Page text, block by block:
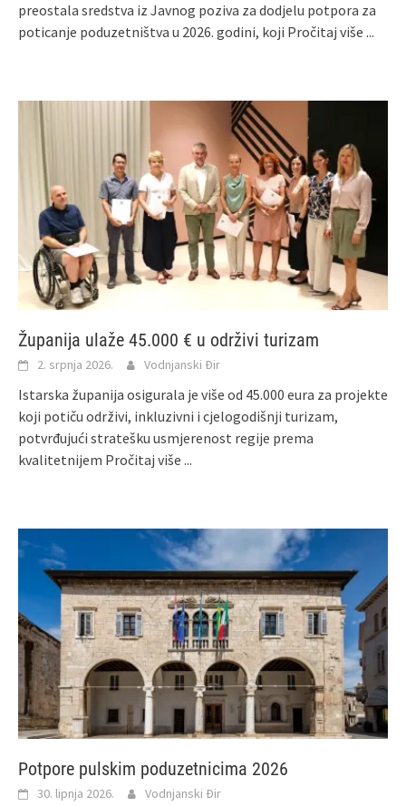
preostala sredstva iz Javnog poziva za dodjelu potpora za
poticanje poduzetništva u 2026. godini, koji Pročitaj više ...
Županija ulaže 45.000 € u održivi turizam
2. srpnja 2026. Vodnjanski Đir
Istarska županija osigurala je više od 45.000 eura za projekte
koji potiču održivi, inkluzivni i cjelogodišnji turizam,
potvrđujući stratešku usmjerenost regije prema
kvalitetnijem Pročitaj više ...
Potpore pulskim poduzetnicima 2026
30. lipnja 2026. Vodnjanski Đir